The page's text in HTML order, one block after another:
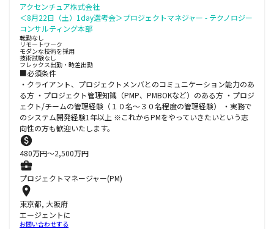
アクセンチュア株式会社
＜8月22日（土）1day選考会＞プロジェクトマネジャー - テクノロジー
コンサルティング本部
転勤なし
リモートワーク
モダンな技術を採用
技術試験なし
フレックス出勤・時差出勤
■必須条件
・クライアント、プロジェクトメンバとのコミュニケーション能力のあ
る方 ・プロジェクト管理知識（PMP、PMBOKなど）のある方 ・プロジ
ェクト/チームの管理経験（１０名～３０名程度の管理経験） ・実務で
のシステム開発経験1年以上 ※これからPMをやっていきたいという志
向性の方も歓迎いたします。
480万円〜2,500万円
プロジェクトマネージャー(PM)
東京都, 大阪府
エージェントに
お問い合わせする